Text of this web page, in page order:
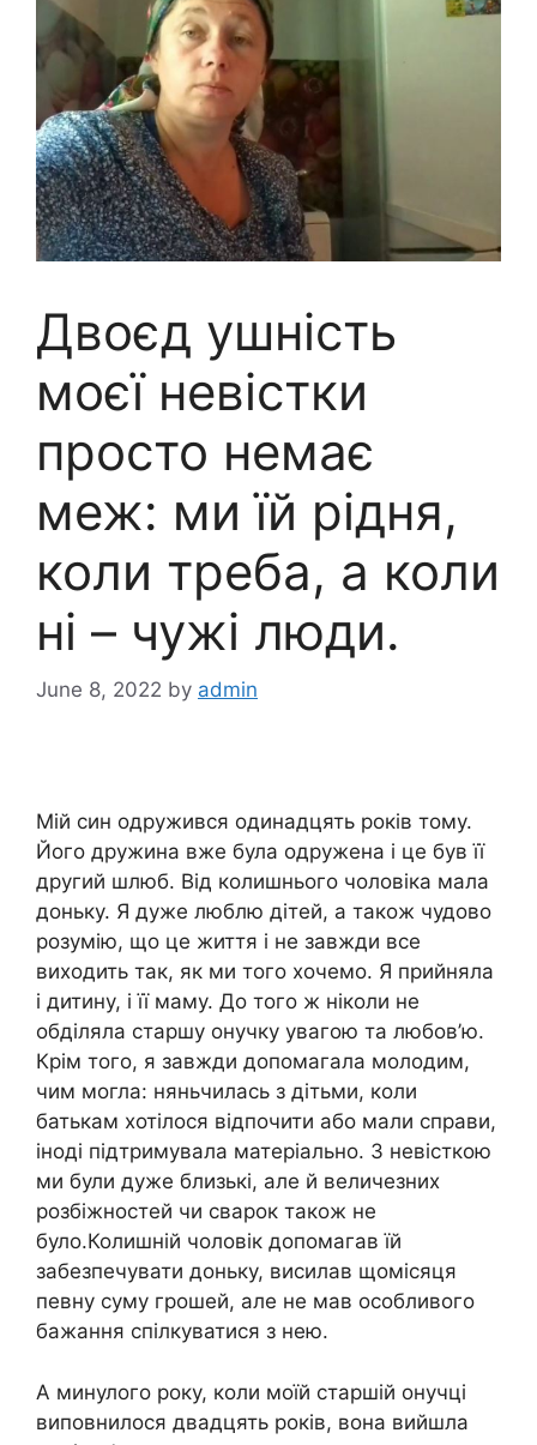
Двоєд ушність
моєї невістки
просто немає
меж: ми їй рідня,
коли треба, а коли
ні – чужі люди.
June 8, 2022 by admin
Мій син одружився одинадцять років тому.
Його дружина вже була одружена і це був її
другий шлюб. Від колишнього чоловіка мала
доньку. Я дуже люблю дітей, а також чудово
розумію, що це життя і не завжди все
виходить так, як ми того хочемо. Я прийняла
і дитину, і її маму. До того ж ніколи не
обділяла старшу онучку увагою та любов’ю.
Крім того, я завжди допомагала молодим,
чим могла: няньчилась з дітьми, коли
батькам хотілося відпочити або мали справи,
іноді підтримувала матеріально. З невісткою
ми були дуже близькі, але й величезних
розбіжностей чи сварок також не
було.Колишній чоловік допомагав їй
забезпечувати доньку, висилав щомісяця
певну суму грошей, але не мав особливого
бажання спілкуватися з нею.
А минулого року, коли моїй старшій онучці
виповнилося двадцять років, вона вийшла